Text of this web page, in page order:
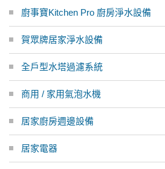
廚事寶Kitchen Pro 廚房淨水設備
賀眾牌居家淨水設備
全戶型水塔過濾系統
商用 / 家用氣泡水機
居家廚房週邊設備
居家電器